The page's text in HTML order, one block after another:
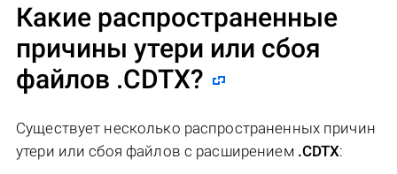
Какие распространенные
причины утери или сбоя
файлов .CDTX?
Существует несколько распространенных причин
утери или сбоя файлов с расширением .CDTX: